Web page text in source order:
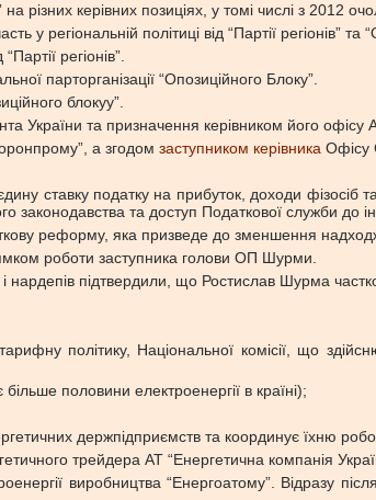
різних керівних позиціях, у томі числі з 2012
політиці від “Партії регіонів” та
регіонів”.
парторганізації “Опозиційного Блоку”.
блокуу”.
України та призначення керівником його
а згодом заступником керівника Офісу
ставку податку на прибуток, доходи
законодавства та доступ Податкової служби до
реформу, яка призведе до зменшення
роботи заступника голови ОП Шурми.
і нардепів підтвердили, що Ростислав Шурма
політику, Національної комісії, що
половини електроенергії в країні);
держпідприємств та координує їхню
трейдера АТ “Енергетична компанія
виробництва “Енергоатому”. Відразу